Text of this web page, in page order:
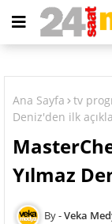
Ana Sayfa tv
Deniz'den ilk
Yılmaz
Veka